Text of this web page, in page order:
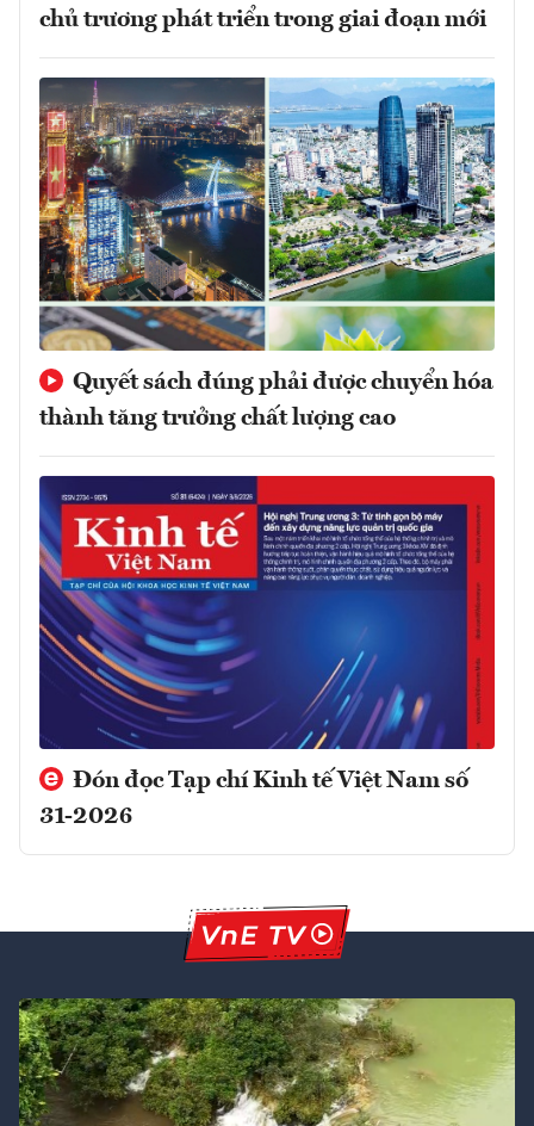
chủ trương phát triển trong giai đoạn mới
Quyết sách đúng phải được chuyển hóa
thành tăng trưởng chất lượng cao
Đón đọc Tạp chí Kinh tế Việt Nam số
31-2026